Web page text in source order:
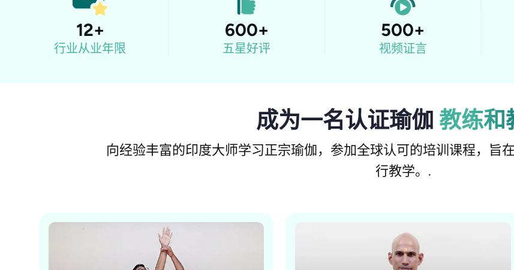
12+
行业从业年限
600+
五星好评
500+
视频证言
成为一名认证瑜伽 教练和
向经验丰富的印度大师学习正宗瑜伽，参加全球认可的培训课程，旨
行教学。.